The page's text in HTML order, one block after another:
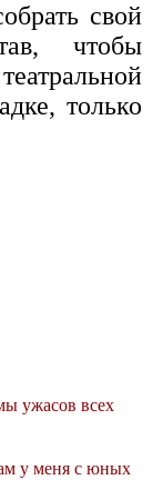
свой
чтобы
только
ужасов всех
у меня с юных